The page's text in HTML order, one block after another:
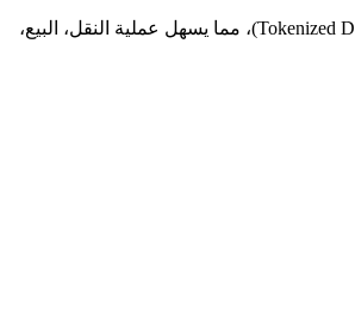
نحن في Namefi نجمع بين سهولة تسجيل النطاقات التقليدية (Web2) وقوة تقنيات البلوكتشين (Web3). من خلال منصتنا، يمكنك تحويل نطاقك إلى أصل رقمي (Tokenized Domain)، مما يسهل عملية النقل، البيع،